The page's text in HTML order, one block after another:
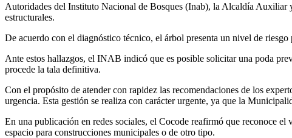
Autoridades del Instituto Nacional de Bosques (Inab), la Alcaldía Auxiliar
estructurales.
De acuerdo con el diagnóstico técnico, el árbol presenta un nivel de
Ante estos hallazgos, el INAB indicó que es posible solicitar una poda
procede la tala definitiva.
Con el propósito de atender con rapidez las recomendaciones de los
urgencia. Esta gestión se realiza con carácter urgente, ya que la
En una publicación en redes sociales, el Cocode reafirmó que reconoce
espacio para construcciones municipales o de otro tipo.